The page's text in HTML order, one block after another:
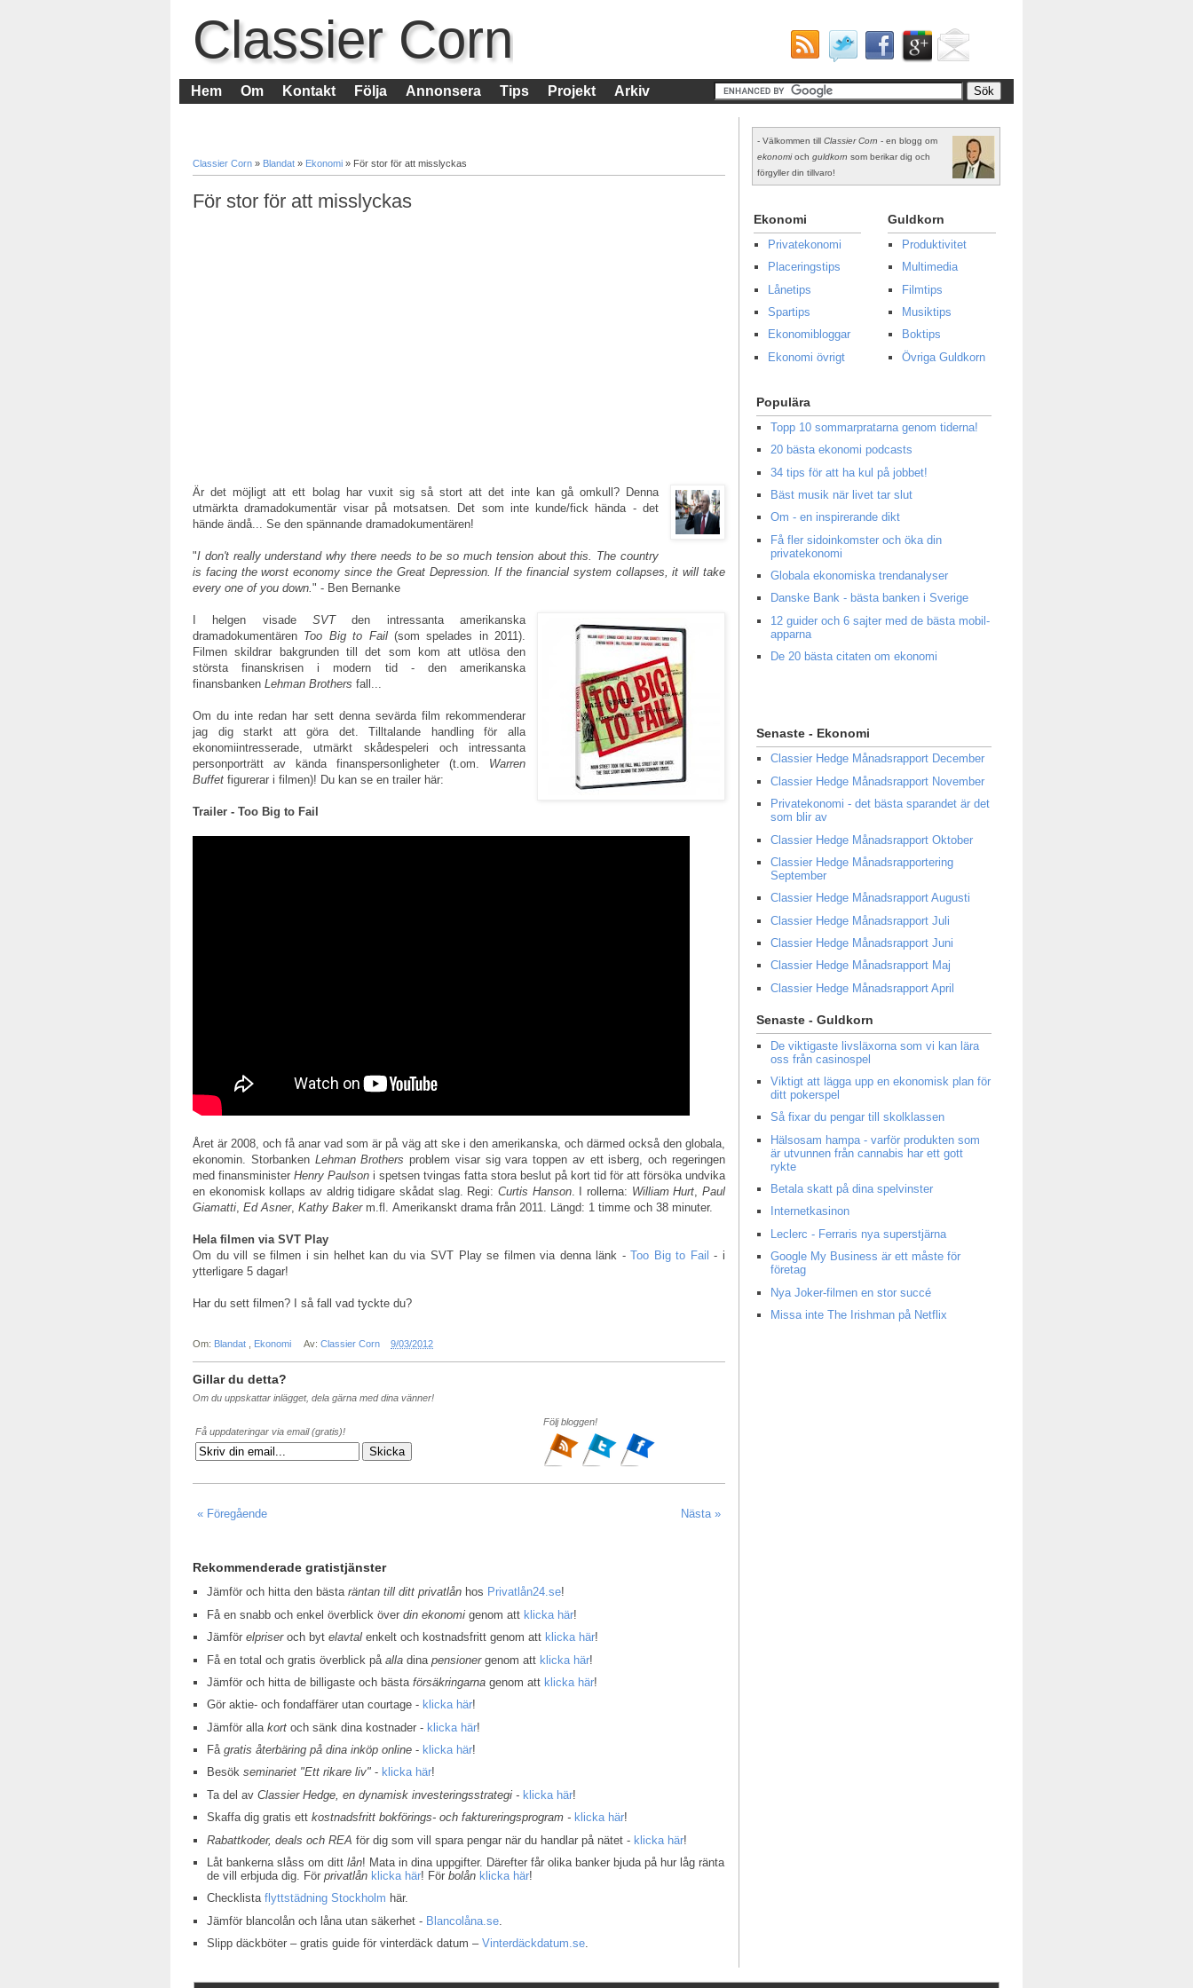
Classier Corn
Hem Om Kontakt Följa Annonsera Tips Projekt Arkiv
Classier Corn » Blandat » Ekonomi » För stor för att misslyckas
För stor för att misslyckas
Är det möjligt att ett bolag har vuxit sig så stort att det inte kan gå omkull? Denna
utmärkta dramadokumentär visar på motsatsen. Det som inte kunde/fick hända - det
hände ändå... Se den spännande dramadokumentären!
"I don't really understand why there needs to be so much tension about this. The country
is facing the worst economy since the Great Depression. If the financial system collapses, it will take
every one of you down." - Ben Bernanke
I helgen visade SVTden intressanta amerikanska
dramadokumentären Too Big to Fail (som spelades in 2011).
Filmen skildrar bakgrunden till det som kom att utlösa den
största finanskrisen i modern tid - den amerikanska
finansbanken Lehman Brothers fall...
Om du inte redan har sett denna sevärda film rekommenderar
jag dig starkt att göra det. Tilltalande handling för alla
ekonomiintresserade, utmärkt skådespeleri och intressanta
personporträtt av kända finanspersonligheter (t.om. Warren
Buffet figurerar i filmen)! Du kan se en trailer här:
Trailer - Too Big to Fail
Året är 2008, och få anar vad som är på väg att ske i den amerikanska, och därmed också den globala,
ekonomin. Storbanken Lehman Brothers problem visar sig vara toppen av ett isberg, och regeringen
med finansminister Henry Paulson i spetsen tvingas fatta stora beslut på kort tid för att försöka undvika
en ekonomisk kollaps av aldrig tidigare skådat slag. Regi: Curtis Hanson. I rollerna: William Hurt,Paul
Giamatti, Ed Asner, Kathy Bakerm.fl. Amerikanskt drama från 2011. Längd: 1 timme och 38 minuter.
Hela filmen via SVT Play
Om du vill se filmen i sin helhet kan du via SVT Play se filmen via denna länk -Too Big to Fail - i
ytterligare 5 dagar!
Har du sett filmen? I så fall vad tyckte du?
Om: Blandat Ekonomi Av:Classier Corn 9/03/2012
Gillar du detta?
Om du uppskattar inlägget, dela gärna med dina vänner!
Få uppdateringar via email (gratis)!
Följ bloggen!
« Föregående Nästa »
Rekommenderade gratistjänster
Jämför och hitta den bästaräntan till ditt privatlån hos Privatlån24.se!
Få en snabb och enkel överblick överdin ekonomi genom att klicka här!
Jämförelpriseroch bytelavtal enkelt och kostnadsfritt genom att klicka här!
Få en total och gratis överblick påalla dinapensionergenom att klicka här!
Jämför och hitta de billigaste och bästaförsäkringarna genom att klicka här!
Gör aktie- och fondaffärer utan courtage - klicka här!
Jämför allakort och sänk dina kostnader - klicka här!
Fågratis återbäring på dina inköp online - klicka här!
Besökseminariet "Ett rikare liv" - klicka här!
Ta del avClassier Hedge, en dynamisk investeringsstrategi - klicka här!
Skaffa dig gratis ettkostnadsfritt bokförings- och faktureringsprogram - klicka här!
Rabattkoder, deals och REA för dig som vill spara pengar när du handlar på nätet - klicka här!
Låt bankerna slåss om dittlån! Mata in dina uppgifter. Därefter får olika banker bjuda på hur låg ränta
de vill erbjuda dig. Förprivatlån klicka här! Förbolån klicka här!
Checklistaflyttstädning Stockholm här.
Jämför blancolån och låna utan säkerhet - Blancolåna.se
Slipp däckböter – gratis guide för vinterdäck datum –Vinterdäckdatum.se.
- Välkommen till Classier Corn - en blogg om
ekonomioch guldkorn som berikar dig och
förgyller din tillvaro!
Ekonomi
Privatekonomi
Placeringstips
Lånetips
Spartips
Ekonomibloggar
Ekonomi övrigt
Guldkorn
Produktivitet
Multimedia
Filmtips
Musiktips
Boktips
Övriga Guldkorn
Populära
Topp 10 sommarpratarna genom tiderna!
20 bästa ekonomi podcasts
34 tips för att ha kul på jobbet!
Bäst musik när livet tar slut
Om - en inspirerande dikt
Få fler sidoinkomster och öka din
privatekonomi
Globala ekonomiska trendanalyser
Danske Bank - bästa banken i Sverige
12 guider och 6 sajter med de bästa mobil-
apparna
De 20 bästa citaten om ekonomi
Senaste - Ekonomi
Classier Hedge Månadsrapport December
Classier Hedge Månadsrapport November
Privatekonomi - det bästa sparandet är det
som blir av
Classier Hedge Månadsrapport Oktober
Classier Hedge Månadsrapportering
September
Classier Hedge Månadsrapport Augusti
Classier Hedge Månadsrapport Juli
Classier Hedge Månadsrapport Juni
Classier Hedge Månadsrapport Maj
Classier Hedge Månadsrapport April
Senaste - Guldkorn
De viktigaste livsläxorna som vi kan lära
oss från casinospel
Viktigt att lägga upp en ekonomisk plan för
ditt pokerspel
Så fixar du pengar till skolklassen
Hälsosam hampa - varför produkten som
är utvunnen från cannabis har ett gott
rykte
Betala skatt på dina spelvinster
Internetkasinon
Leclerc - Ferraris nya superstjärna
Google My Business är ett måste för
företag
Nya Joker-filmen en stor succé
Missa inte The Irishman på Netflix